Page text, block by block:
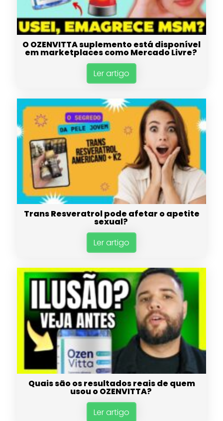
O OZENVITTA suplemento está disponível
em marketplaces como Mercado Livre?
Ler artigo
Trans Resveratrol pode afetar o apetite
sexual?
Ler artigo
Quais são os resultados reais de quem
usou o OZENVITTA?
Ler artigo